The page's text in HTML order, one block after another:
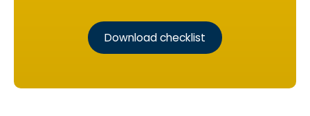
Download checklist